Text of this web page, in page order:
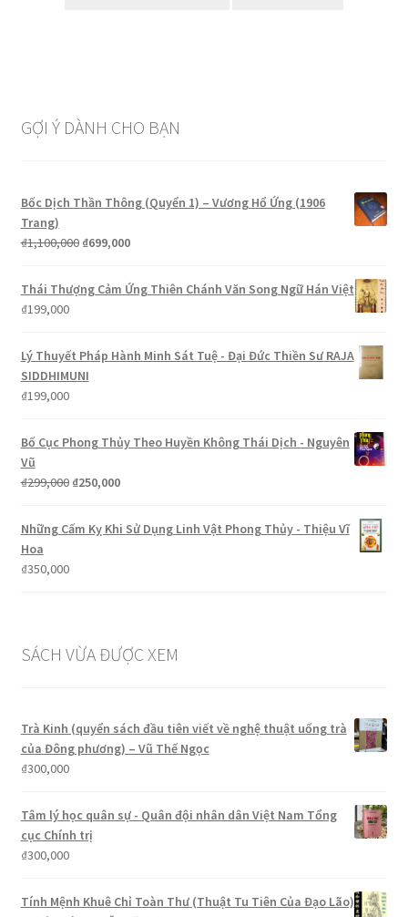
GỢI Ý DÀNH CHO BẠN
Bốc Dịch Thần Thông (Quyển 1) – Vương Hổ Ứng (1906
Trang)
₫1,100,000 Giá
₫1,100,000.
₫699,000Giá
tại
Thái Thượng Cảm Ứng Thiên Chánh Văn Song Ngữ Hán Việt
₫199,000
Lý Thuyết Pháp Hành Minh Sát Tuệ - Đại Đức Thiền Sư RAJA
SIDDHIMUNI
₫199,000
Bố Cục Phong Thủy Theo Huyền Không Thái Dịch - Nguyên
Vũ
₫299,000 Giá
là:
₫299,000.
₫250,000Giá
tại
Những Cấm Kỵ Khi Sử Dụng Linh Vật Phong Thủy - Thiệu Vĩ
Hoa
₫350,000
SÁCH VỪA ĐƯỢC XEM
Trà Kinh (quyển sách đầu tiên viết về nghệ thuật uống trà
của Đông phương) – Vũ Thế Ngọc
₫300,000
Tâm lý học quân sự - Quân đội nhân dân Việt Nam Tổng
cục Chính trị
₫300,000
Tính Mệnh Khuê Chỉ Toàn Thư (Thuật Tu Tiên Của Đạo Lão)